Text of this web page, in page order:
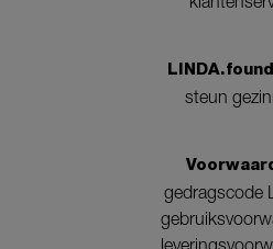
steun
gedragscode